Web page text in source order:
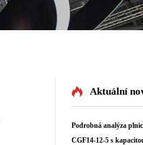
Aktuální
Podrobná analýza
CGF14-12-5 s